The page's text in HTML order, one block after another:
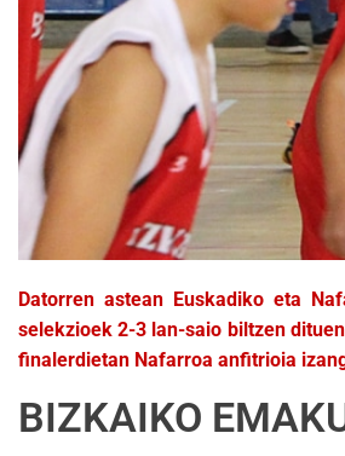
Datorren astean Euskadiko eta
selekzioek 2-3 lan-saio biltzen
finalerdietan Nafarroa anfitrioia
BIZKAIKO